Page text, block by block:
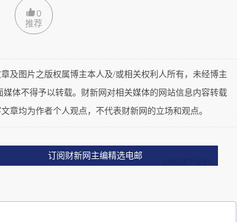
要求。该地下室本有两个出口，一个是通往一
一个是地下室通往地面的出入口。出租只有一
合同。
《上海市居住房屋租赁管理办法》第十条(最低
系的除外)，且居住使用人的人均居住面积不得
房间中，亦可谓之群租。
0
推荐
图片之版权属博主本人及/或相关权利人所有，未经博主
体不得予以转载。财新网对相关媒体的网站信息内容转载
章均为作者个人观点，不代表财新网的立场和观点。
订阅财新网主编精选电邮